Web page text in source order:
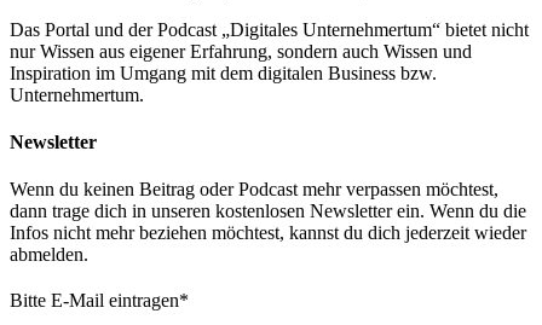
Das Portal und der Podcast „Digitales Unternehmertum“ bietet nicht
nur Wissen aus eigener Erfahrung, sondern auch Wissen und
Inspiration im Umgang mit dem digitalen Business bzw.
Unternehmertum.
Newsletter
Wenn du keinen Beitrag oder Podcast mehr verpassen möchtest,
dann trage dich in unseren kostenlosen Newsletter ein. Wenn du die
Infos nicht mehr beziehen möchtest, kannst du dich jederzeit wieder
abmelden.
Bitte E-Mail eintragen*